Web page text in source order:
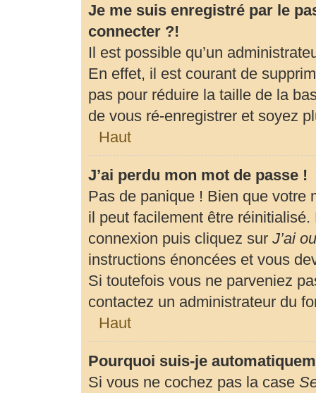
Je me suis enregistré par le
connecter ?!
Il est possible qu’un
En effet, il est courant de
pas pour réduire la taille de la
de vous ré-enregistrer et soyez
Haut
J’ai perdu mon mot de passe !
Pas de panique ! Bien que votre
il peut facilement être
connexion puis cliquez sur J’ai
instructions énoncées et vous
Si toutefois vous ne parveniez
contactez un administrateur du
Haut
Pourquoi suis-je
Si vous ne cochez pas la case